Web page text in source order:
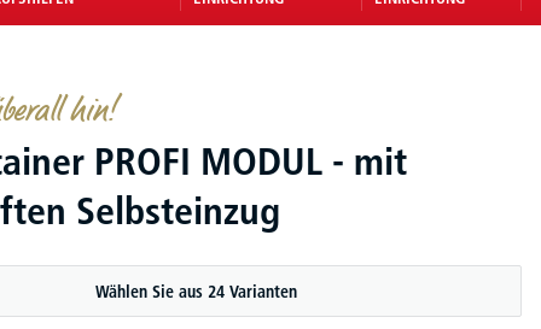
hin!
PROFI MODUL - mit
Selbsteinzug
Wählen Sie aus 24 Varianten